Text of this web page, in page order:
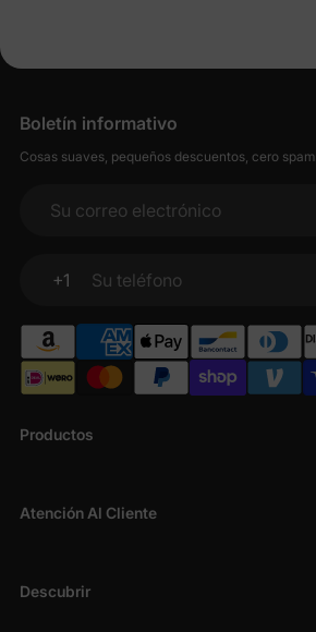
Productos
Atención Al Cliente
Descubrir
Boletín informativo
Cosas suaves, pequeños descuentos, cero spam.
Su correo electrónico
+1
Su teléfono